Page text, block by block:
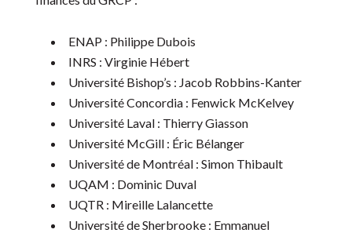
ENAP : Philippe Dubois
INRS : Virginie Hébert
Université Bishop’s : Jacob Robbins-Kanter
Université Concordia : Fenwick McKelvey
Université Laval : Thierry Giasson
Université McGill : Éric Bélanger
Université de Montréal : Simon Thibault
UQAM : Dominic Duval
UQTR : Mireille Lalancette
Université de Sherbrooke : Emmanuel